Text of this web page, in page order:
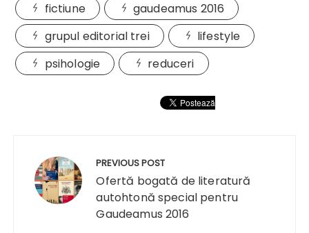
fictiune
gaudeamus 2016
grupul editorial trei
lifestyle
psihologie
reduceri
articole
PREVIOUS POST
Ofertă bogată de literatură
autohtonă special pentru
Gaudeamus 2016